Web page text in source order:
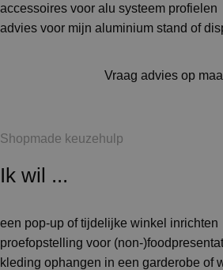
accessoires voor alu systeem profielen
advies voor mijn aluminium stand of
Vraag advies op
Shopmade keuzehulp
Ik wil ...
een pop-up of tijdelijke winkel inrichten
proefopstelling voor (non-
kleding ophangen in een garderobe of